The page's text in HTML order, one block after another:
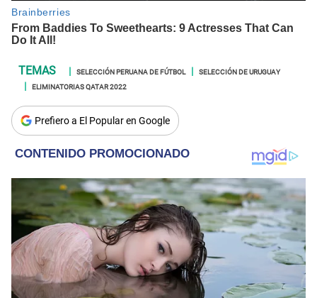
SELECCIÓN PERUANA DE FÚTBOL
SELECCIÓN DE URUGUAY
ELIMINATORIAS QATAR 2022
Prefiero a El Popular en Google